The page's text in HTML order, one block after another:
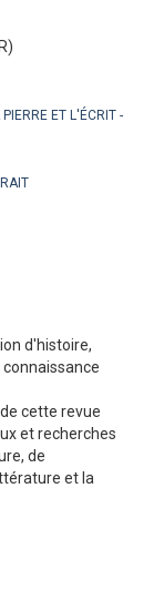
PIERRE ET L'ÉCRIT
d'histoire,
cette revue
et recherches
de
et la